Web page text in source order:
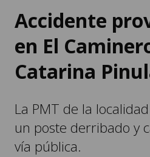
Accidente
en El
Catarina
La PMT de la
un poste derribado y
vía pública.